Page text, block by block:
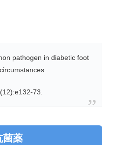
pathogen in diabetic foot
73.
菌薬